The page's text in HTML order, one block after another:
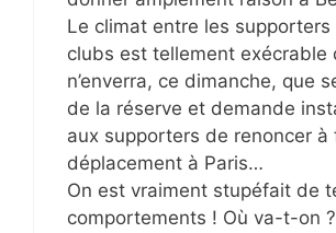
Le climat entre les
clubs est tellement exécrable
n’enverra, ce dimanche, que
de la réserve et demande
aux supporters de renoncer à
déplacement à Paris…
On est vraiment stupéfait de
comportements ! Où va-t-on ?